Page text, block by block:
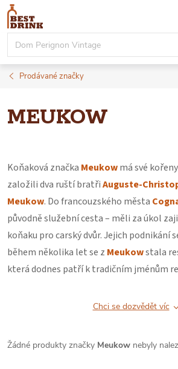
Přejít
obsah
Prodávané značky
MEUKOW
Koňaková značka Meukowmá své
založili dva ruští bratřiAuguste-
Meukow. Do francouzského města
původně služební cesta – měli za úkol
koňaku pro carský dvůr. Jejich podnikání
během několika let se z Meukowstala
která dodnes patří k tradičním jménům
Chci se dozvědět víc
Žádné produkty značky Meukow nebyly